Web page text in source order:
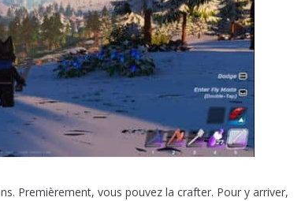
Premièrement, vous pouvez la crafter. Pour y arriver,